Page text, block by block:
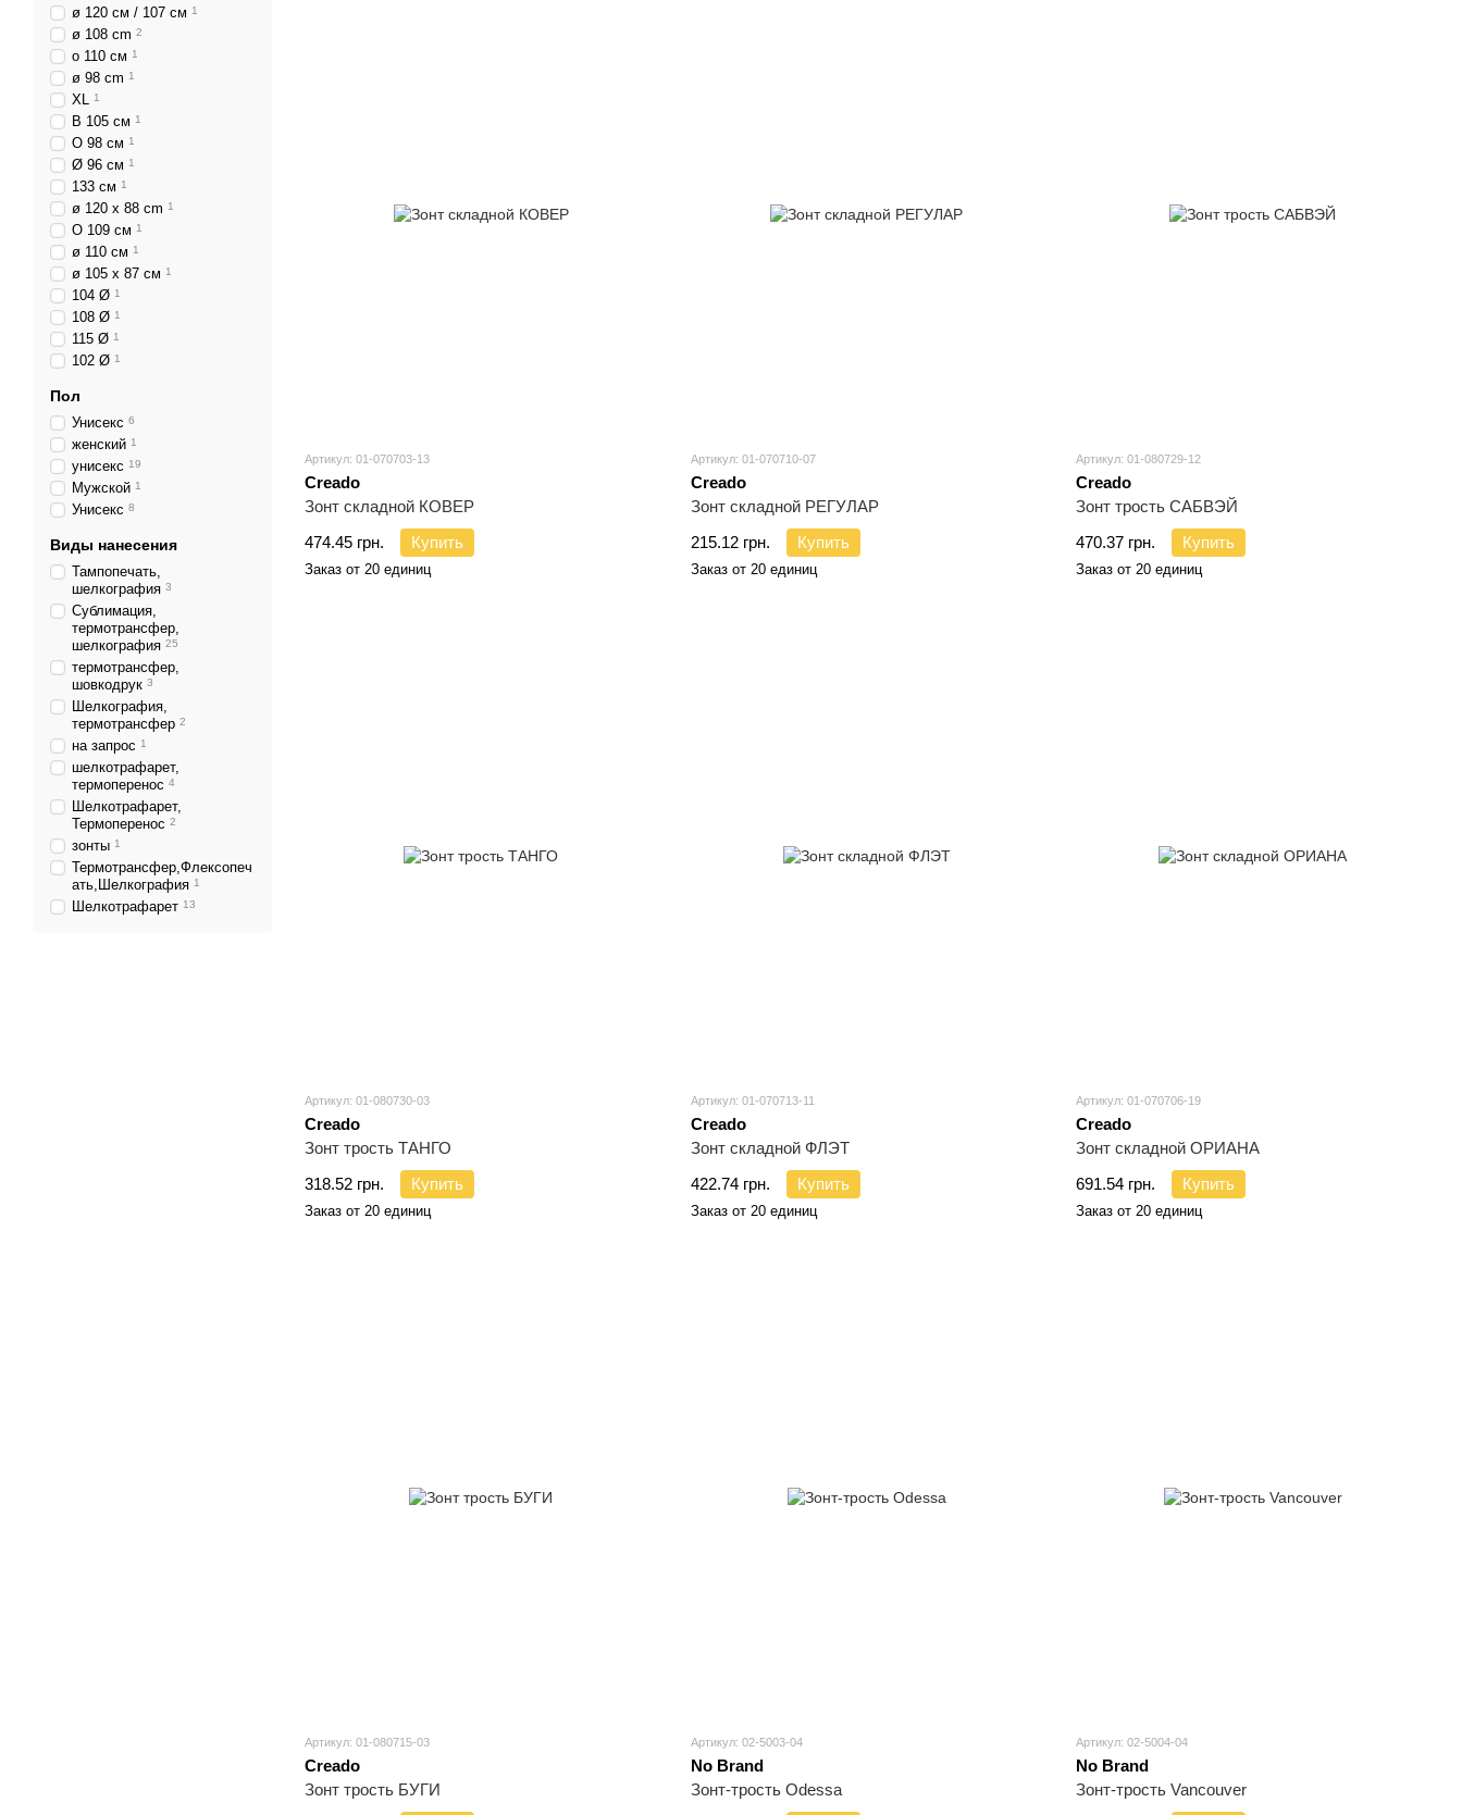
Артикул: 01-070703-13
Creado
Зонт складной КОВЕР
474.45 грн.
Купить
Заказ от 20 единиц
Артикул: 01-070710-07
Creado
Зонт складной РЕГУЛАР
215.12 грн.
Купить
Заказ от 20 единиц
Артикул: 01-080729-12
Creado
Зонт трость САБВЭЙ
470.37 грн.
Купить
Заказ от 20 единиц
Артикул: 01-080730-03
Creado
Зонт трость ТАНГО
318.52 грн.
Купить
Заказ от 20 единиц
Артикул: 01-070713-11
Creado
Зонт складной ФЛЭТ
422.74 грн.
Купить
Заказ от 20 единиц
Артикул: 01-070706-19
Creado
Зонт складной ОРИАНА
691.54 грн.
Купить
Заказ от 20 единиц
Артикул: 01-080715-03
Creado
Зонт трость БУГИ
Артикул: 02-5003-04
No Brand
Зонт-трость Odessa
Артикул: 02-5004-04
No Brand
Зонт-трость Vancouver
ø 120 см / 107 см 1
ø 108 cm 2
o 110 см 1
ø 98 cm 1
XL 1
В 105 см 1
О 98 см 1
Ø 96 см 1
133 см 1
ø 120 x 88 cm 1
О 109 см 1
ø 110 см 1
ø 105 x 87 см 1
104 Ø 1
108 Ø 1
115 Ø 1
102 Ø 1
Пол
Унисекс 6
женский 1
унисекс 19
Мужской 1
Унисекс 8
Виды нанесения
Тампопечать,
шелкография 3
Сублимация,
термотрансфер,
шелкография 25
термотрансфер,
шовкодрук 3
Шелкография,
термотрансфер 2
на запрос 1
шелкотрафарет,
термоперенос 4
Шелкотрафарет,
Термоперенос 2
зонты 1
Термотрансфер,Флексопеч
ать,Шелкография 1
Шелкотрафарет 13